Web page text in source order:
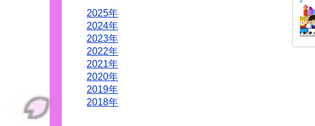
2025年
2024年
2023年
2022年
2021年
2020年
2019年
2018年